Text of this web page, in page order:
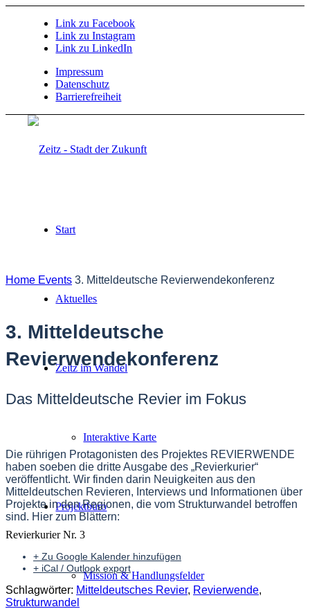
Link zu Facebook
Link zu Instagram
Link zu LinkedIn
Impressum
Datenschutz
Barrierefreiheit
Start
Aktuelles
Zeitz im Wandel
Interaktive Karte
Projektbüro
Mission & Handlungsfelder
Home Events 3. Mitteldeutsche Revierwendekonferenz
3. Mitteldeutsche
Revierwendekonferenz
Das Mitteldeutsche Revier im Fokus
Die rührigen Protagonisten des Projektes REVIERWENDE
haben soeben die dritte Ausgabe des „Revierkurier“
veröffentlicht. Wir finden darin Neuigkeiten aus den
Mitteldeutschen Revieren, Interviews und Informationen über
Projekte in den Regionen, die vom Strukturwandel betroffen
sind. Hier zum Blättern:
Revierkurier Nr. 3
+ Zu Google Kalender hinzufügen
+ iCal / Outlook export
Schlagwörter: Mitteldeutsches Revier, Revierwende,
Strukturwandel